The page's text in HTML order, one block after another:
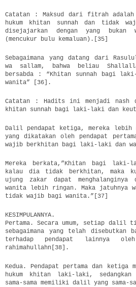
Catatan : Maksud dari fitrah adalah
hukum khitan sunnah dan tidak
disejajarkan dengan yang
(mencukur bulu kemaluan).[35]
Sebagaimana yang datang dari
wa sallam, bahwa beliau
bersabda : “Khitan sunnah bagi
wanita” [36].
Catatan : Hadits ini menjadi nash
khitan sunnah bagi laki-laki dan
Dalil pendapat ketiga, mereka lebih
yang dikatakan oleh pendapat
wajib berkhitan bagi laki-laki dan
Mereka berkata,”Khitan bagi
kalau dia tidak berkhitan, maka
ujung zakar dapat
wanita lebih ringan. Maka
tidak wajib bagi wanita.”[37]
KESIMPULANNYA.
Pertama. Secara umum, setiap
sebagaimana yang telah disebutkan
terhadap pendapat lainnya
rahimahullahn[38].
Kedua. Pendapat pertama dan ketiga
hukum khitan laki-laki, sedangkan
sama-sama memiliki dalil yang sama-